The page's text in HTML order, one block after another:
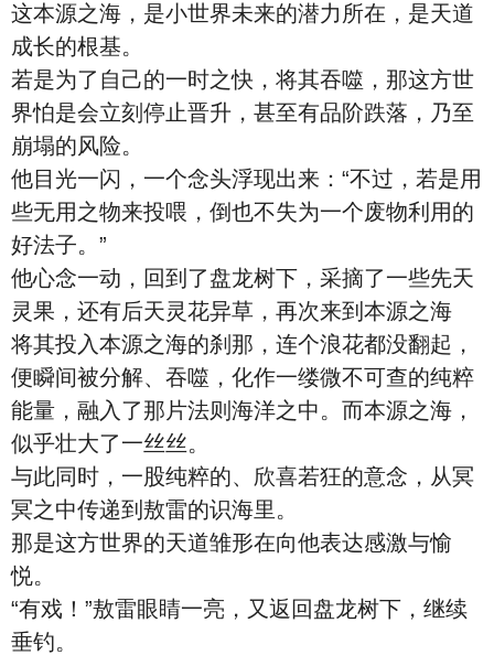
这本源之海，是小世界未来的潜力所在，是天道
成长的根基。
若是为了自己的一时之快，将其吞噬，那这方世
界怕是会立刻停止晋升，甚至有品阶跌落，乃至
崩塌的风险。
他目光一闪，一个念头浮现出来：“不过，若是用
些无用之物来投喂，倒也不失为一个废物利用的
好法子。”
他心念一动，回到了盘龙树下，采摘了一些先天
灵果，还有后天灵花异草，再次来到本源之海
将其投入本源之海的刹那，连个浪花都没翻起，
便瞬间被分解、吞噬，化作一缕微不可查的纯粹
能量，融入了那片法则海洋之中。而本源之海，
似乎壮大了一丝丝。
与此同时，一股纯粹的、欣喜若狂的意念，从冥
冥之中传递到敖雷的识海里。
那是这方世界的天道雏形在向他表达感激与愉
悦。
“有戏！”敖雷眼睛一亮，又返回盘龙树下，继续
垂钓。